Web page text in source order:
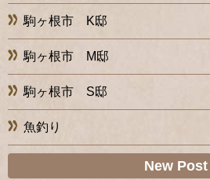
駒ヶ根市 K邸
駒ヶ根市 M邸
駒ヶ根市 S邸
魚釣り
New Post